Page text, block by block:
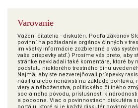
Varovanie
Vážení čitatelia - diskutéri. Podľa zákonov
povinní na požiadanie orgánov činných v
im všetky informácie zozbierané o vás
vaše príspevky atď.) Prosíme vás preto, aby
stránke nevkladali také komentáre, ktoré by
podstatu niektorého trestného činu
Najmä, aby ste nezverejňovali príspevky
násiliu alebo nenávisti na základe pohlavia,
viery a náboženstva, politického či iného
sociálneho pôvodu, príslušnosti k
a podobne. Viac o povinnostiach diskutéra